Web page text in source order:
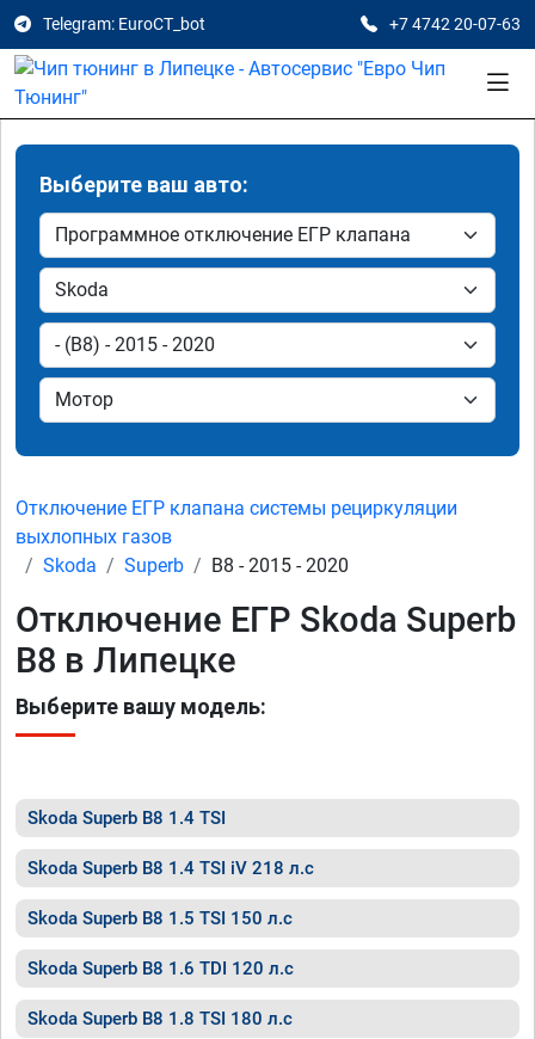
Telegram: EuroCT_bot +7 4742 20-07-63
Выберите ваш авто:
Отключение ЕГР клапана системы рециркуляции
выхлопных газов
Skoda
Superb B8 - 2015 - 2020
Отключение ЕГР Skoda Superb
B8 в Липецке
Выберите вашу модель:
Skoda Superb B8 1.4 TSI
Skoda Superb B8 1.4 TSI iV 218 л.с
Skoda Superb B8 1.5 TSI 150 л.с
Skoda Superb B8 1.6 TDI 120 л.с
Skoda Superb B8 1.8 TSI 180 л.с